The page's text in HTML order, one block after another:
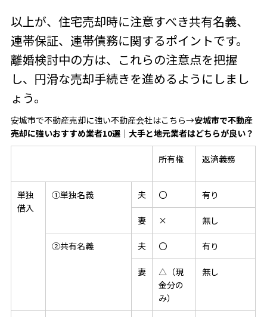
以上が、住宅売却時に注意すべき共有名義、
連帯保証、連帯債務に関するポイントです。
離婚検討中の方は、これらの注意点を把握
し、円滑な売却手続きを進めるようにしまし
ょう。
安城市で不動産売却に強い不動産会社はこちら→安城市で不動産
売却に強いおすすめ業者10選｜大手と地元業者はどちらが良い？
所有権 返済義務
単独
借入
①単独名義 夫 〇 有り
妻 × 無し
②共有名義 夫 〇 有り
妻
△（現
金分の
み）
無し